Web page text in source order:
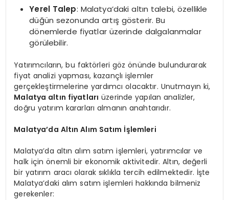
Yerel Talep: Malatya’daki altın talebi, özellikle
düğün sezonunda artış gösterir. Bu
dönemlerde fiyatlar üzerinde dalgalanmalar
görülebilir.
Yatırımcıların, bu faktörleri göz önünde bulundurarak
fiyat analizi yapması, kazançlı işlemler
gerçekleştirmelerine yardımcı olacaktır. Unutmayın ki,
Malatya altın fiyatları üzerinde yapılan analizler,
doğru yatırım kararları almanın anahtarıdır.
Malatya’da Altın Alım Satım İşlemleri
Malatya’da altın alım satım işlemleri, yatırımcılar ve
halk için önemli bir ekonomik aktivitedir. Altın, değerli
bir yatırım aracı olarak sıklıkla tercih edilmektedir. İşte
Malatya’daki alım satım işlemleri hakkında bilmeniz
gerekenler: